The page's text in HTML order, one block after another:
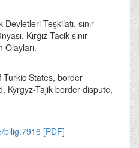
Devletleri Teşkilatı, sınır
Kırgız-Tacik sınır
Olayları.
Turkic States, border
Kyrgyz-Tajik border dispute,
bilig.7916 [PDF]